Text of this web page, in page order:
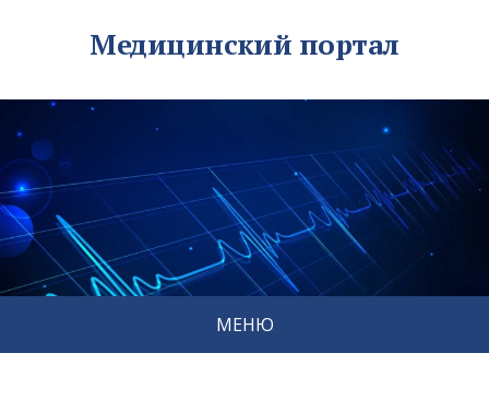
Медицинский портал
МЕНЮ